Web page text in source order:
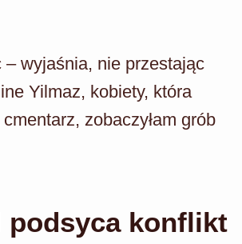
– wyjaśnia, nie przestając
Yilmaz, kobiety, która
zobaczyłam grób
podsyca konflikt